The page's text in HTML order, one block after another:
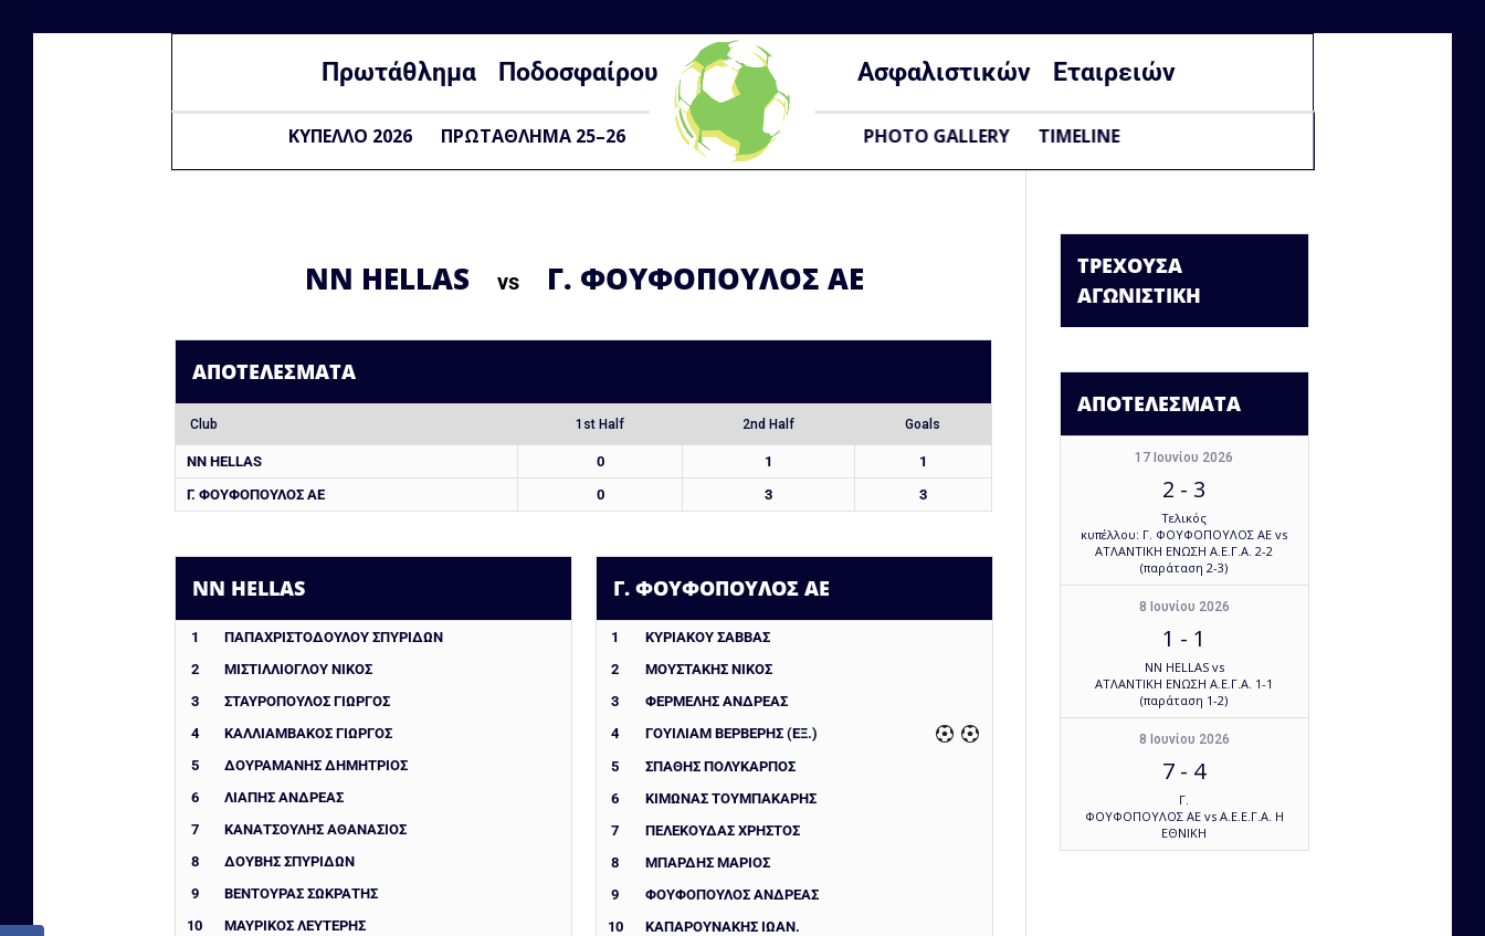
Πρωτάθλημα Ποδοσφαίρου Ασφαλιστικών Εταιρειών
ΚΥΠΕΛΛΟ 2026 ΠΡΩΤΑΘΛΗΜΑ 25–26 PHOTO GALLERY TIMELINE
NN HELLAS vs Γ. ΦΟΥΦΟΠΟΥΛΟΣ ΑΕ
ΑΠΟΤΕΛΈΣΜΑΤΑ
Club 1st Half 2nd Half Goals
NN HELLAS 0 1
1
Γ. ΦΟΥΦΟΠΟΥΛΟΣ ΑΕ
0 3 3
NN HELLAS
1
ΠΑΠΑΧΡΙΣΤΟΔΟΥΛΟΥ ΣΠΥΡΙΔΩΝ
2
ΜΙΣΤΙΛΛΙΟΓΛΟΥ ΝΙΚΟΣ
3
ΣΤΑΥΡΟΠΟΥΛΟΣ ΓΙΩΡΓΟΣ
4
ΚΑΛΛΙΑΜΒΑΚΟΣ ΓΙΩΡΓΟΣ
5
ΔΟΥΡΑΜΑΝΗΣ ΔΗΜΗΤΡΙΟΣ
6
ΛΙΑΠΗΣ ΑΝΔΡΕΑΣ
7
ΚΑΝΑΤΣΟΥΛΗΣ ΑΘΑΝΑΣΙΟΣ
8
ΔΟΥΒΗΣ ΣΠΥΡΙΔΩΝ
9
ΒΕΝΤΟΥΡΑΣ ΣΩΚΡΑΤΗΣ
10
ΜΑΥΡΙΚΟΣ ΛΕΥΤΕΡΗΣ
Γ. ΦΟΥΦΟΠΟΥΛΟΣ ΑΕ
1
ΚΥΡΙΑΚΟΥ ΣΑΒΒΑΣ
2
ΜΟΥΣΤΑΚΗΣ ΝΙΚΟΣ
3
ΦΕΡΜΕΛΗΣ ΑΝΔΡΕΑΣ
4
ΓΟΥΙΛΙΑΜ ΒΕΡΒΕΡΗΣ (ΕΞ.)
5
ΣΠΑΘΗΣ ΠΟΛΥΚΑΡΠΟΣ
6
ΚΙΜΩΝΑΣ ΤΟΥΜΠΑΚΑΡΗΣ
7
ΠΕΛΕΚΟΥΔΑΣ ΧΡΗΣΤΟΣ
8
ΜΠΑΡΔΗΣ ΜΑΡΙΟΣ
9
ΦΟΥΦΟΠΟΥΛΟΣ ΑΝΔΡΕΑΣ
10
ΚΑΠΑΡΟΥΝΑΚΗΣ ΙΩΑΝ.
ΤΡΕΧΟΥΣΑ
ΑΓΩΝΙΣΤΙΚΗ
ΑΠΟΤΕΛΕΣΜΑΤΑ
17 Ιουνίου 2026
2 - 3
Τελικός
κυπέλλου: Γ. ΦΟΥΦΟΠΟΥΛΟΣ ΑΕ vs
ΑΤΛΑΝΤΙΚΗ ΕΝΩΣΗ Α.Ε.Γ.Α. 2-2
(παράταση 2-3)
8 Ιουνίου 2026
1 - 1
NN HELLAS vs
ΑΤΛΑΝΤΙΚΗ ΕΝΩΣΗ Α.Ε.Γ.Α. 1-1
(παράταση 1-2)
8 Ιουνίου 2026
7 - 4
Γ.
ΦΟΥΦΟΠΟΥΛΟΣ ΑΕ vs Α.Ε.Ε.Γ.Α. Η
ΕΘΝΙΚΗ